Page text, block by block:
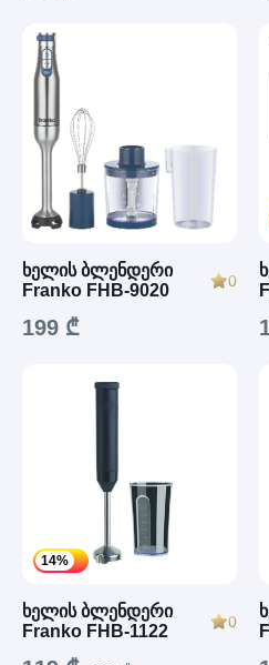
ხელის ბლენდერი
Franko FHB-9020
0
199 ₾
14%
ხელის ბლენდერი
Franko FHB-1122
0